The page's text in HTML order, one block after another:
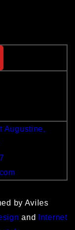
Augustine,
by Aviles
and
Internet